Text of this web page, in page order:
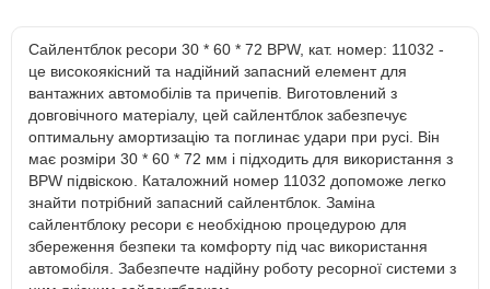
Сайлентблок ресори 30 * 60 * 72 BPW, кат. номер: 11032 -
це високоякісний та надійний запасний елемент для
вантажних автомобілів та причепів. Виготовлений з
довговічного матеріалу, цей сайлентблок забезпечує
оптимальну амортизацію та поглинає удари при русі. Він
має розміри 30 * 60 * 72 мм і підходить для використання з
BPW підвіскою. Каталожний номер 11032 допоможе легко
знайти потрібний запасний сайлентблок. Заміна
сайлентблоку ресори є необхідною процедурою для
збереження безпеки та комфорту під час використання
автомобіля. Забезпечте надійну роботу ресорної системи з